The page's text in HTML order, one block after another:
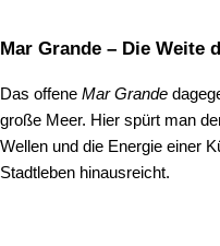
Mar Grande – Die Weite
Das offene Mar Grande
große Meer. Hier spürt man
Wellen und die Energie einer
Stadtleben hinausreicht.